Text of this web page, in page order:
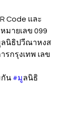
Code และ
หมายเลข 099
ลนิธิปวีณาหงส
รกรุงเทพ เลข
กัน #มูลนิธิ